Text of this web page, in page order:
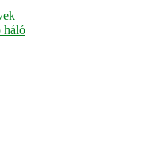
háló